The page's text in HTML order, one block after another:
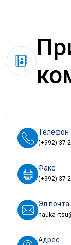
Телефон
(+992) 37
Факс
(+992) 37
Эл.почта
nauka-
Адрес